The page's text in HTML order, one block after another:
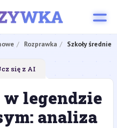
Rozprawka Szkoły średnie
się z AI
w legendzie
analiza